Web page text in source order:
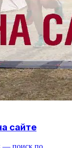
сайте
— поиск по